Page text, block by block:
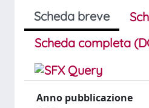
Scheda breve
Scheda completa
Anno pubblicazione